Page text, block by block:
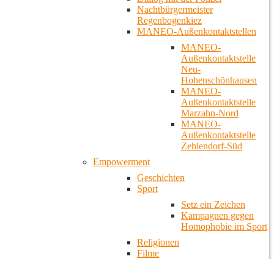
Nachtbürgermeister
Regenbogenkiez
MANEO-Außenkontaktstellen
MANEO-
Außenkontaktstelle
Neu-
Hohenschönhausen
MANEO-
Außenkontaktstelle
Marzahn-Nord
MANEO-
Außenkontaktstelle
Zehlendorf-Süd
Empowerment
Geschichten
Sport
Setz ein Zeichen
Kampagnen gegen
Homophobie im Sport
Religionen
Filme